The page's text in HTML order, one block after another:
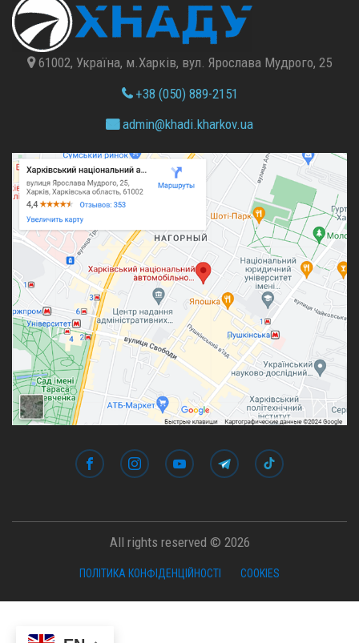
61002, Україна, м.Харків, вул. Ярослава Мудрого, 25
+38 (050) 889-2151
admin@khadi.kharkov.ua
All rights reserved © 2026
ПОЛІТИКА КОНФІДЕНЦІЙНОСТІ COOKIES